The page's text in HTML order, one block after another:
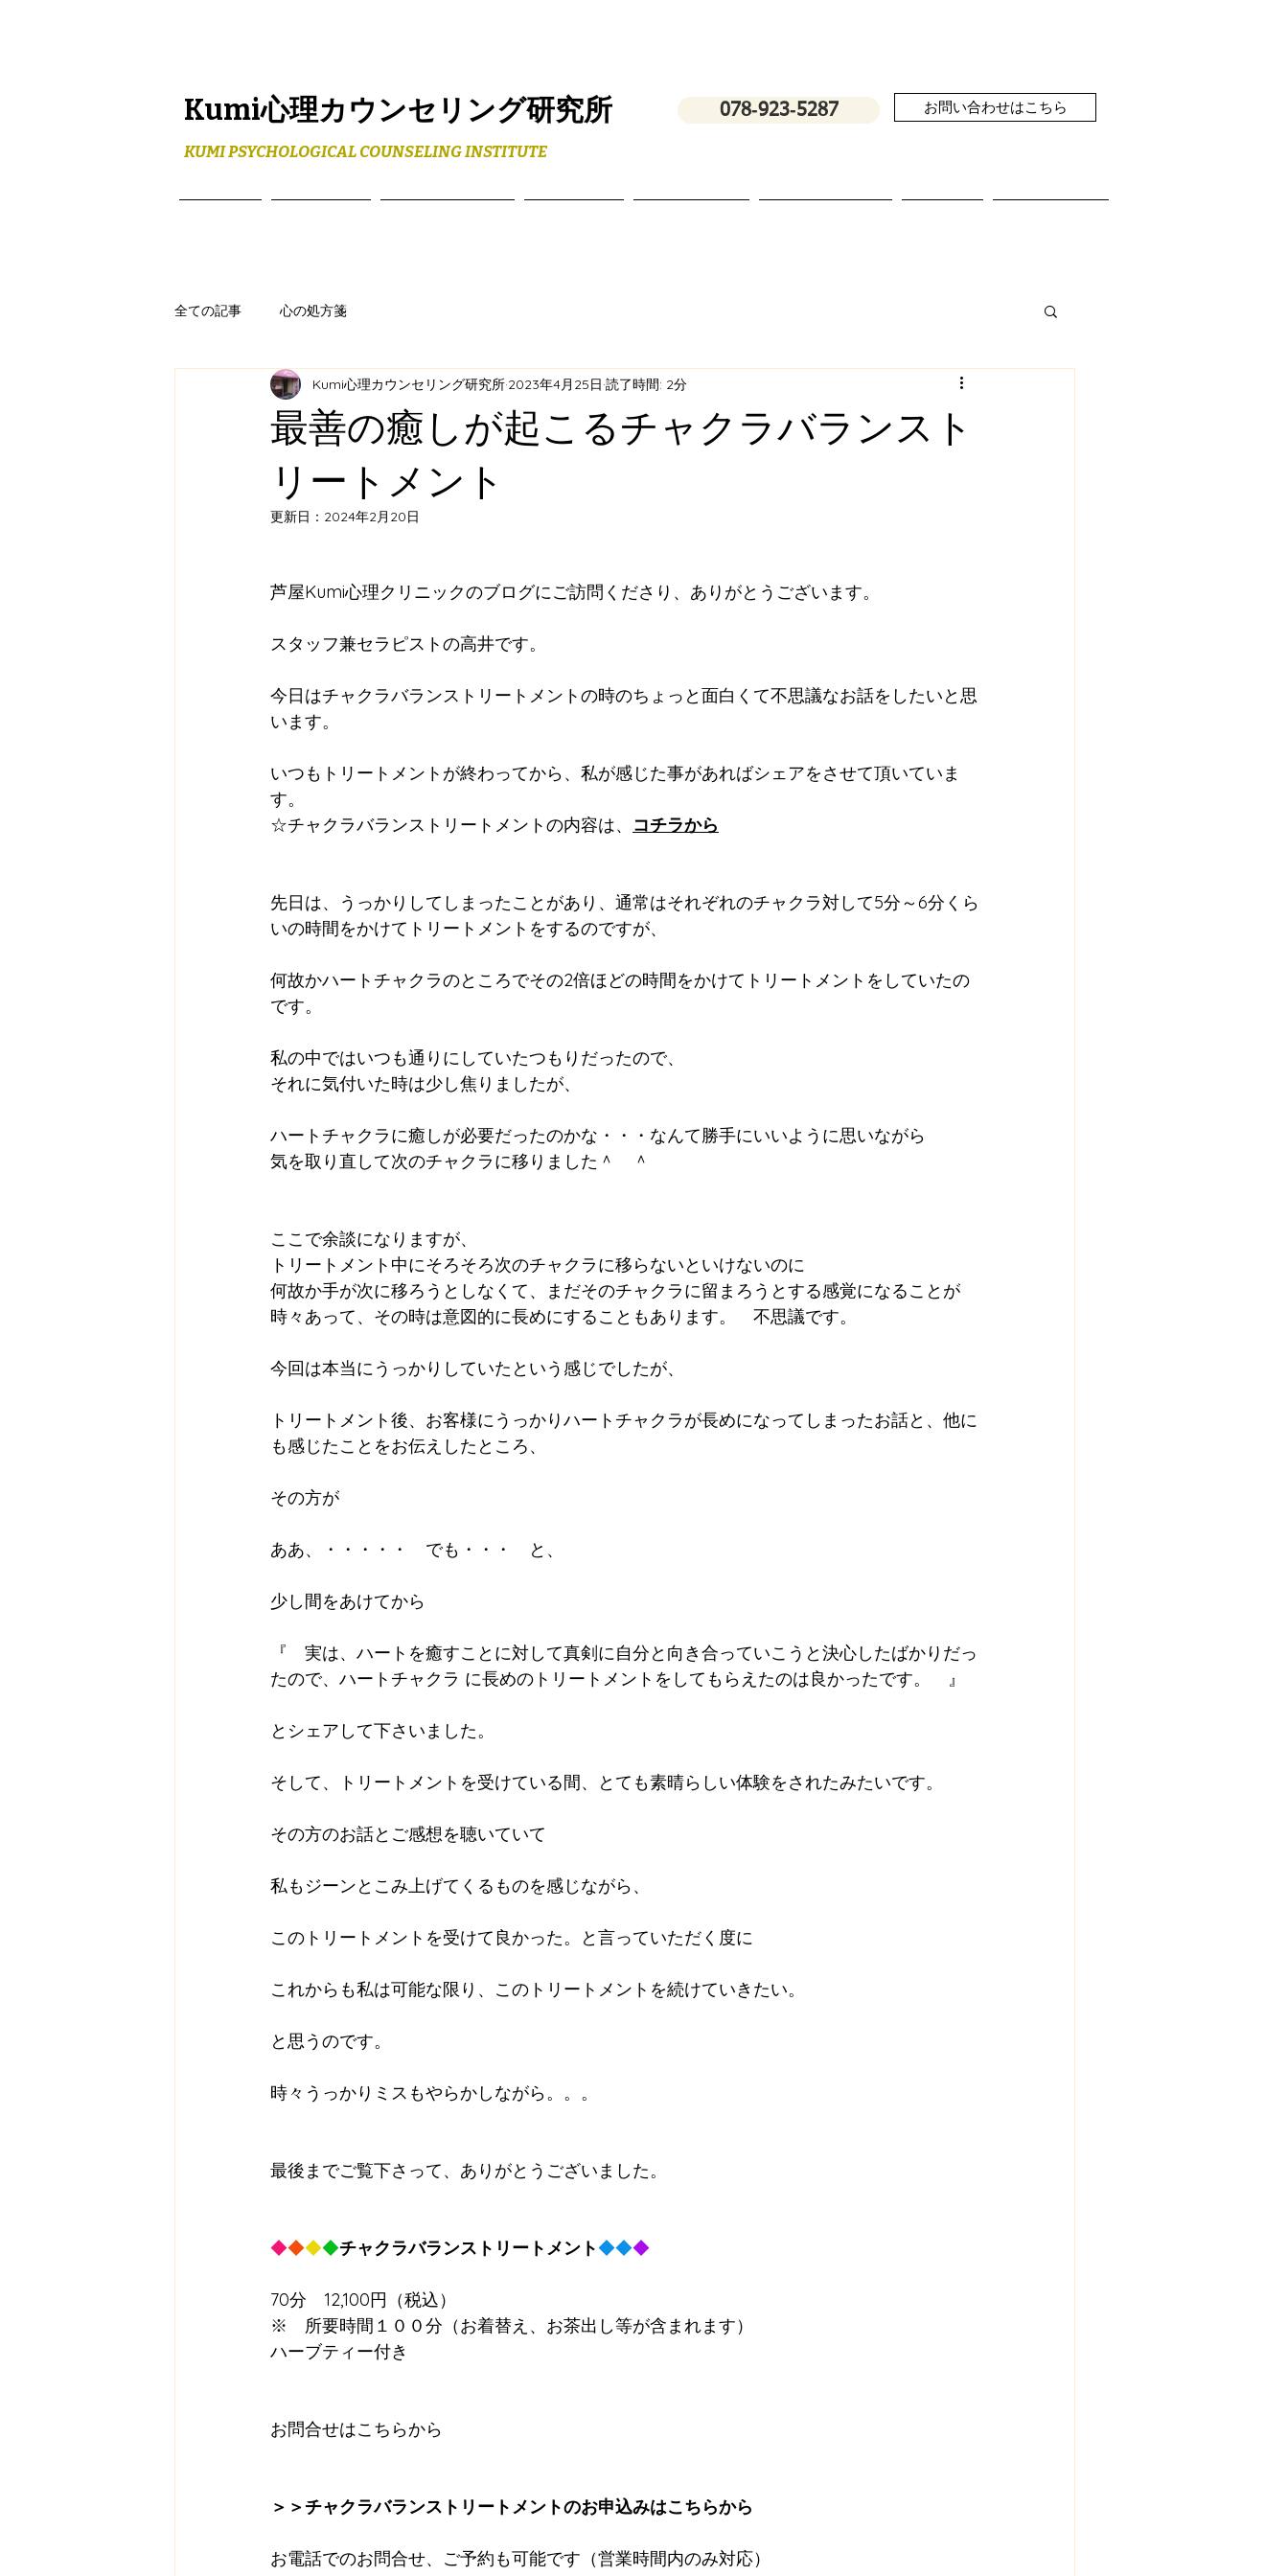
Kumi心理カウンセリング研究所 078‐923‐5287 お問い合わせはこちら
KUMI PSYCHOLOGICAL COUNSELING INSTITUTE
全ての記事 心の処方箋
最善の癒しが起こるチャクラバランスト
リートメント
Kumi心理カウンセリング研究所 2023年4月25日 読了時間: 2分
更新日： 2024年2月20日
芦屋Kumi心理クリニックのブログにご訪問くださり、ありがとうございます。
スタッフ兼セラピストの高井です。
今日はチャクラバランストリートメントの時のちょっと面白くて不思議なお話をしたいと思
います。
いつもトリートメントが終わってから、私が感じた事があればシェアをさせて頂いていま
す。
☆チャクラバランストリートメントの内容は、 コチラから
先日は、うっかりしてしまったことがあり、通常はそれぞれのチャクラ対して5分～6分くら
いの時間をかけてトリートメントをするのですが、
何故かハートチャクラのところでその2倍ほどの時間をかけてトリートメントをしていたの
です。
私の中ではいつも通りにしていたつもりだったので、
それに気付いた時は少し焦りましたが、
ハートチャクラに癒しが必要だったのかな・・・なんて勝手にいいように思いながら
気を取り直して次のチャクラに移りました＾　＾
ここで余談になりますが、
トリートメント中にそろそろ次のチャクラに移らないといけないのに
何故か手が次に移ろうとしなくて、まだそのチャクラに留まろうとする感覚になることが
時々あって、その時は意図的に長めにすることもあります。　不思議です。
今回は本当にうっかりしていたという感じでしたが、
トリートメント後、お客様にうっかりハートチャクラが長めになってしまったお話と、他に
も感じたことをお伝えしたところ、
その方が
ああ、・・・・・　でも・・・　と、
少し間をあけてから
『　実は、ハートを癒すことに対して真剣に自分と向き合っていこうと決心したばかりだっ
たので、ハートチャクラ に長めのトリートメントをしてもらえたのは良かったです。　』
とシェアして下さいました。
そして、トリートメントを受けている間、とても素晴らしい体験をされたみたいです。
その方のお話とご感想を聴いていて
私もジーンとこみ上げてくるものを感じながら、
このトリートメントを受けて良かった。と言っていただく度に
これからも私は可能な限り、このトリートメントを続けていきたい。
と思うのです。
時々うっかりミスもやらかしながら。。。
最後までご覧下さって、ありがとうございました。
◆◆◆◆チャクラバランストリートメント◆◆◆
70分　12,100円（税込）
※　所要時間１００分（お着替え、お茶出し等が含まれます）
ハーブティー付き
お問合せはこちらから
＞＞チャクラバランストリートメントのお申込みはこちらから
お電話でのお問合せ、ご予約も可能です（営業時間内のみ対応）